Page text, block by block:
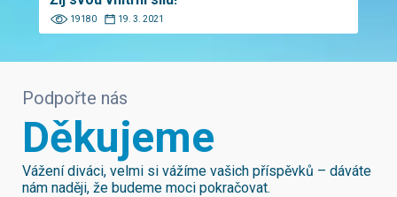
19180 19. 3. 2021
Podpořte nás
Děkujeme
Vážení diváci, velmi si vážíme vašich příspěvků – dáváte
nám naději, že budeme moci pokračovat.